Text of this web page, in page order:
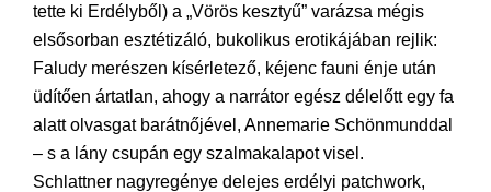
tette ki Erdélyből) a „Vörös kesztyű” varázsa mégis
elsősorban esztétizáló, bukolikus erotikájában rejlik:
Faludy merészen kísérletező, kéjenc fauni énje után
üdítően ártatlan, ahogy a narrátor egész délelőtt egy fa
alatt olvasgat barátnőjével, Annemarie Schönmunddal
– s a lány csupán egy szalmakalapot visel.
Schlattner nagyregénye delejes erdélyi patchwork,